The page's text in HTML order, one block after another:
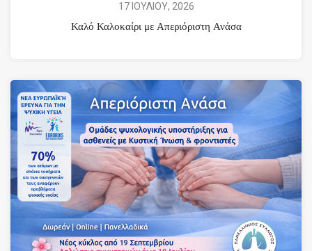
17 ΙΟΥΛΙΟΥ, 2026
Καλό Καλοκαίρι με Απεριόριστη Ανάσα